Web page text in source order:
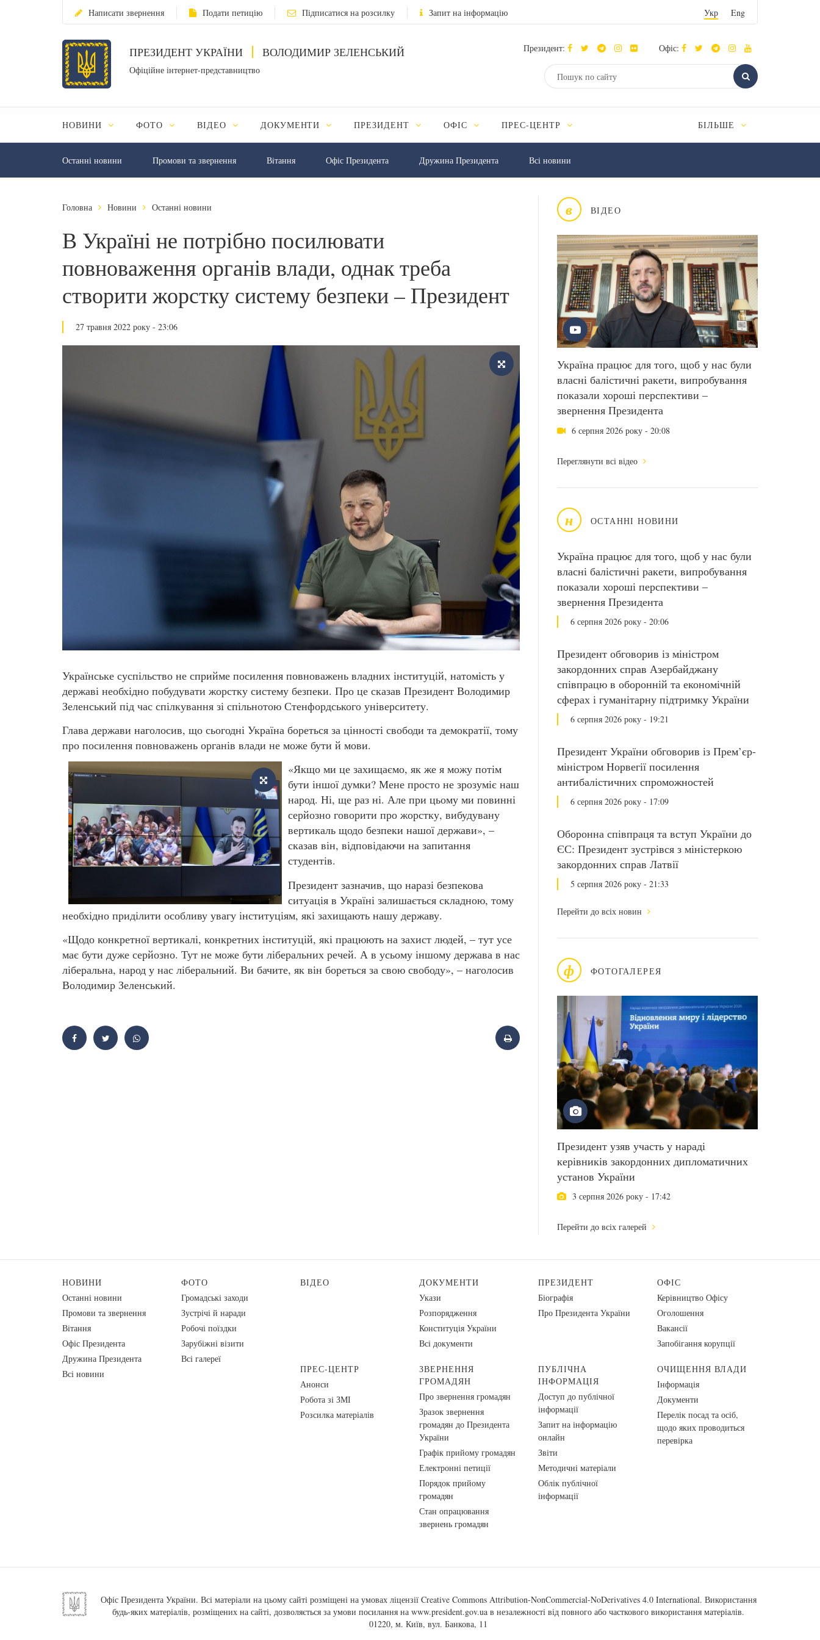
Написати звернення Подати петицію Підписатися на розсилку Запит на інформацію Укр Eng
ПРЕЗИДЕНТ УКРАЇНИ ВОЛОДИМИР ЗЕЛЕНСЬКИЙ
Офіційне інтернет-представництво
Президент: Офіс:
НОВИНИ ФОТО ВІДЕО ДОКУМЕНТИ ПРЕЗИДЕНТ ОФІС ПРЕС-ЦЕНТР БІЛЬШЕ
Останні новини Промови та звернення Вiтання Офіс Президента Дружина Президента Всі новини
в ВІДЕО
Україна працює для того, щоб у нас були
власні балістичні ракети, випробування
показали хороші перспективи –
звернення Президента
6 серпня 2026 року - 20:08
Переглянути всі відео
н ОСТАННІ НОВИНИ
Україна працює для того, щоб у нас були
власні балістичні ракети, випробування
показали хороші перспективи –
звернення Президента
6 серпня 2026 року - 20:06
Президент обговорив із міністром
закордонних справ Азербайджану
співпрацю в оборонній та економічній
сферах і гуманітарну підтримку України
6 серпня 2026 року - 19:21
Президент України обговорив із Прем’єр-
міністром Норвегії посилення
антибалістичних спроможностей
6 серпня 2026 року - 17:09
Оборонна співпраця та вступ України до
ЄС: Президент зустрівся з міністеркою
закордонних справ Латвії
5 серпня 2026 року - 21:33
Перейти до всіх новин
ф ФОТОГАЛЕРЕЯ
Президент узяв участь у нараді
керівників закордонних дипломатичних
установ України
3 серпня 2026 року - 17:42
Перейти до всіх галерей
Головна Новини Останні новини
В Україні не потрібно посилювати
повноваження органів влади, однак треба
створити жорстку систему безпеки – Президент
27 травня 2022 року - 23:06
Українське суспільство не сприйме посилення повноважень владних інституцій, натомість у
державі необхідно побудувати жорстку систему безпеки. Про це сказав Президент Володимир
Зеленський під час спілкування зі спільнотою Стенфордського університету.
Глава держави наголосив, що сьогодні Україна бореться за цінності свободи та демократії, тому
про посилення повноважень органів влади не може бути й мови.
«Якщо ми це захищаємо, як же я можу потім
бути іншої думки? Мене просто не зрозуміє наш
народ. Ні, ще раз ні. Але при цьому ми повинні
серйозно говорити про жорстку, вибудувану
вертикаль щодо безпеки нашої держави», –
сказав він, відповідаючи на запитання
студентів.
Президент зазначив, що наразі безпекова
ситуація в Україні залишається складною, тому
необхідно приділити особливу увагу інституціям, які захищають нашу державу.
«Щодо конкретної вертикалі, конкретних інституцій, які працюють на захист людей, – тут усе
має бути дуже серйозно. Тут не може бути ліберальних речей. А в усьому іншому держава в нас
ліберальна, народ у нас ліберальний. Ви бачите, як він бореться за свою свободу», – наголосив
Володимир Зеленський.
НОВИНИ
Останні новини
Промови та звернення
Вiтання
Офіс Президента
Дружина Президента
Всі новини
ФОТО
Громадські заходи
Зустрічі й наради
Робочі поїздки
Зарубіжні візити
Всі галереї
ВІДЕО
ДОКУМЕНТИ
Укази
Розпорядження
Конституція України
Всі документи
ПРЕЗИДЕНТ
Біографія
Про Президента України
ОФІС
Керівництво Офісу
Оголошення
Вакансії
Запобігання корупції
ПРЕС-ЦЕНТР
Анонси
Робота зі ЗМІ
Розсилка матеріалів
ЗВЕРНЕННЯ
ГРОМАДЯН
Про звернення громадян
Зразок звернення
громадян до Президента
України
Графік прийому громадян
Електронні петиції
Порядок прийому
громадян
Стан опрацювання
звернень громадян
ПУБЛІЧНА
ІНФОРМАЦІЯ
Доступ до публічної
інформації
Запит на інформацію
онлайн
Звіти
Методичні матеріали
Облік публічної
інформації
ОЧИЩЕННЯ ВЛАДИ
Інформація
Документи
Перелік посад та осіб,
щодо яких проводиться
перевірка
Офіс Президента України. Всі матеріали на цьому сайті розміщені на умовах ліцензії Creative Commons Attribution-NonCommercial-NoDerivatives 4.0 International. Використання
будь-яких матеріалів, розміщених на сайті, дозволяється за умови посилання на www.president.gov.ua в незалежності від повного або часткового використання матеріалів.
01220, м. Київ, вул. Банкова, 11